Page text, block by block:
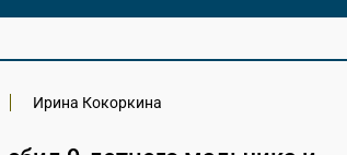
Ирина Кокоркина